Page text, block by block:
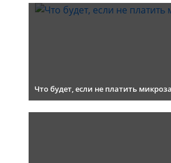
Что будет, если не платить